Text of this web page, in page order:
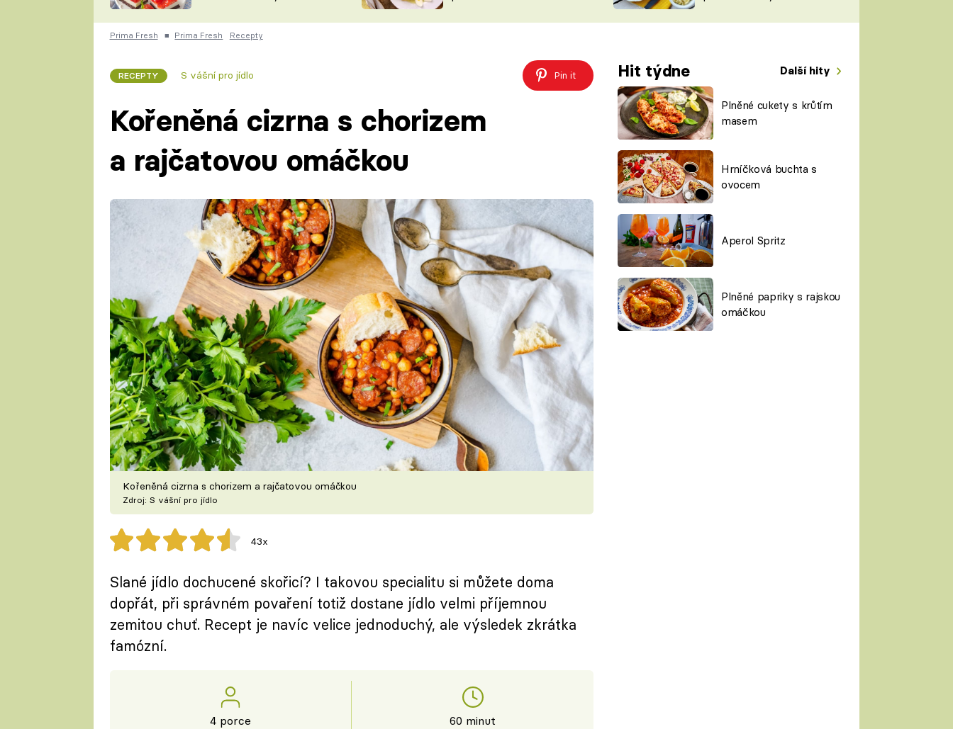
ČESKO NA TALÍŘI
KUCHAŘKA
VYCHYTÁVKY
ŠÉFREDAKTORKY
ČASOPIS
Prima Fresh ■ Prima Fresh Recepty
RECEPTY S vášní pro jídlo Pin it Hit týdne Další hity
Plněné cukety s krůtím
masem
Hrníčková buchta s
ovocem
Aperol Spritz
Plněné papriky s rajskou
omáčkou
Kořeněná cizrna s chorizem
a rajčatovou omáčkou
Kořeněná cizrna s chorizem a rajčatovou omáčkou
Zdroj: S vášní pro jídlo
43x
Slané jídlo dochucené skořicí? I takovou specialitu si můžete doma
dopřát, při správném povaření totiž dostane jídlo velmi příjemnou
zemitou chuť. Recept je navíc velice jednoduchý, ale výsledek zkrátka
famózní.
4 porce 60 minut